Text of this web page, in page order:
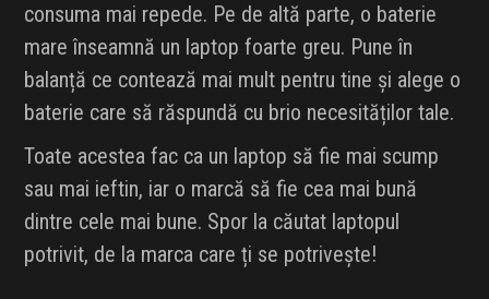
consuma mai repede. Pe de altă parte, o baterie
mare înseamnă un laptop foarte greu. Pune în
balanță ce contează mai mult pentru tine și alege o
baterie care să răspundă cu brio necesităților tale.
Toate acestea fac ca un laptop să fie mai scump
sau mai ieftin, iar o marcă să fie cea mai bună
dintre cele mai bune. Spor la căutat laptopul
potrivit, de la marca care ți se potrivește!